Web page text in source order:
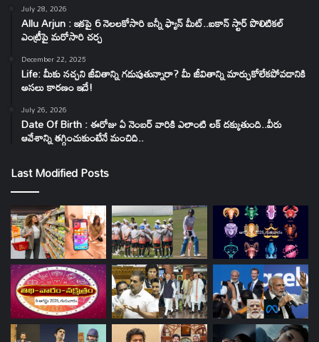
July 28, 2026
Allu Arjun : ఇకపై 6 నెలలకోసారి బన్నీ ఫ్యాన్ మీట్..ఐకాన్ స్టార్ పొలిటికల్
ఎంట్రీపై మరోసారి చర్చ
December 22, 2025
Life: మీకు నచ్చని జీవితాన్ని గడుపుతున్నారా? మీ జీవితాన్ని మార్చుకోలేకపోవడానికి
అసలు కారణం ఇదే!
July 26, 2026
Date Of Birth : ఈరోజు ఏ నెంబర్ వారికి ఎలాంటి లక్ దక్కుతుంది..వీరు
ఆవేశాన్ని తగ్గించుకుంటేనే మంచిది..
Last Modified Posts